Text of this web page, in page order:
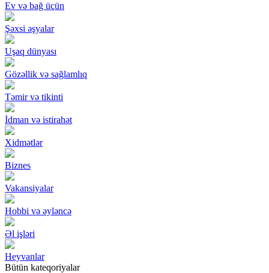
Ev və bağ üçün
Şəxsi əşyalar
Uşaq dünyası
Gözəllik və sağlamlıq
Təmir və tikinti
İdman və istirahət
Xidmətlər
Biznes
Vakansiyalar
Hobbi və əyləncə
Əl işləri
Heyvanlar
Bütün kateqoriyalar